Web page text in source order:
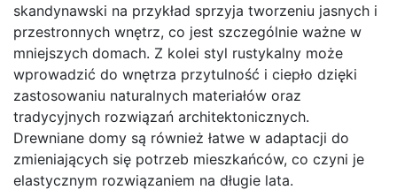
skandynawski na przykład sprzyja tworzeniu jasnych i
przestronnych wnętrz, co jest szczególnie ważne w
mniejszych domach. Z kolei styl rustykalny może
wprowadzić do wnętrza przytulność i ciepło dzięki
zastosowaniu naturalnych materiałów oraz
tradycyjnych rozwiązań architektonicznych.
Drewniane domy są również łatwe w adaptacji do
zmieniających się potrzeb mieszkańców, co czyni je
elastycznym rozwiązaniem na długie lata.